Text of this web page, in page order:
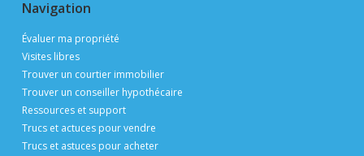
Navigation
Évaluer ma propriété
Visites libres
Trouver un courtier immobilier
Trouver un conseiller hypothécaire
Ressources et support
Trucs et actuces pour vendre
Trucs et astuces pour acheter